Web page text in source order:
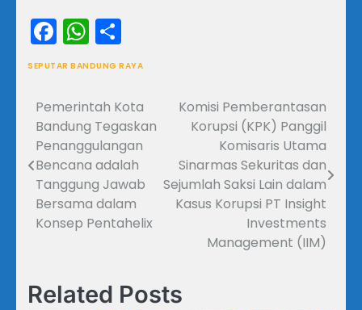
Facebook
WhatsApp
SEPUTAR BANDUNG RAYA
Navigasi
pos
Pemerintah Kota
Bandung Tegaskan
Penanggulangan
Bencana adalah
Tanggung Jawab
Bersama dalam
Konsep Pentahelix
Komisi Pemberantasan
Korupsi (KPK) Panggil
Komisaris Utama
Sinarmas Sekuritas dan
Sejumlah Saksi Lain dalam
Kasus Korupsi PT Insight
Investments
Management (IIM)
Related Posts